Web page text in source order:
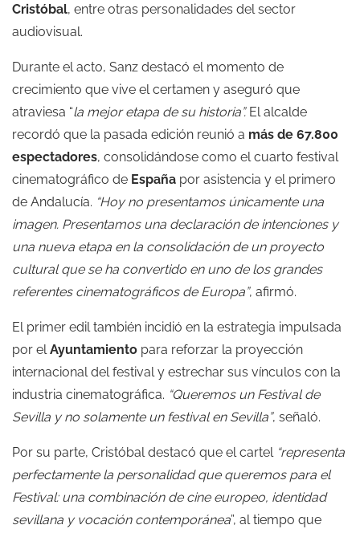
Cristóbal, entre otras personalidades del sector
audiovisual.
Durante el acto, Sanz destacó el momento de
crecimiento que vive el certamen y aseguró que
atraviesa “la mejor etapa de su historia”.El alcalde
recordó que la pasada edición reunió a más de 67.800
espectadores, consolidándose como el cuarto festival
cinematográfico de España por asistencia y el primero
de Andalucía. “Hoy no presentamos únicamente una
imagen. Presentamos una declaración de intenciones y
una nueva etapa en la consolidación de un proyecto
cultural que se ha convertido en uno de los grandes
referentes cinematográficos de Europa”, afirmó.
El primer edil también incidió en la estrategia impulsada
por el Ayuntamiento para reforzar la proyección
internacional del festival y estrechar sus vínculos con la
industria cinematográfica. “Queremos un Festival de
Sevilla y no solamente un festival en Sevilla”, señaló.
Por su parte, Cristóbal destacó que el cartel “representa
perfectamente la personalidad que queremos para el
Festival: una combinación de cine europeo, identidad
sevillana y vocación contemporánea”, al tiempo que